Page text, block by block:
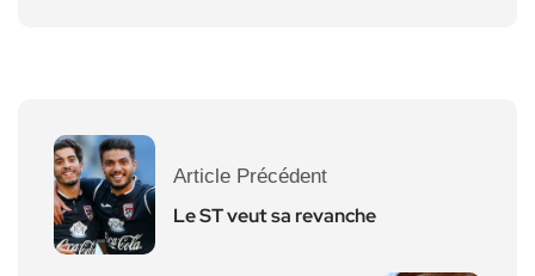
Article Précédent
Le ST veut sa revanche